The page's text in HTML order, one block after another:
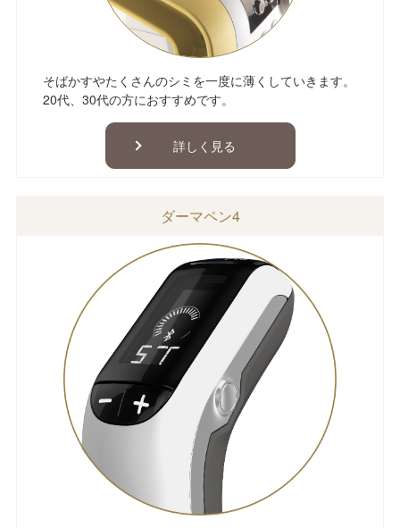
そばかすやたくさんのシミを一度に薄くしていきます。
20代、30代の方におすすめです。
詳しく見る
ダーマペン4